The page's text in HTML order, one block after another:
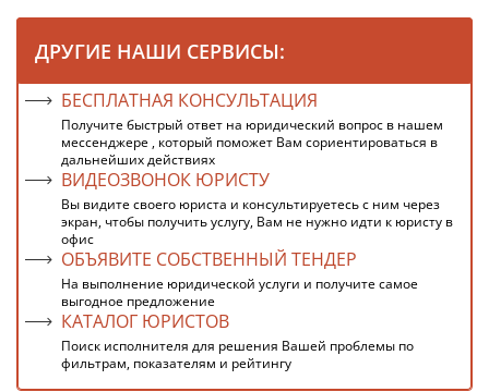
ДРУГИЕ НАШИ СЕРВИСЫ:
БЕСПЛАТНАЯ КОНСУЛЬТАЦИЯ
Получите быстрый ответ на юридический вопрос в нашем
мессенджере , который поможет Вам сориентироваться в
дальнейших действиях
ВИДЕОЗВОНОК ЮРИСТУ
Вы видите своего юриста и консультируетесь с ним через
экран, чтобы получить услугу, Вам не нужно идти к юристу в
офис
ОБЪЯВИТЕ СОБСТВЕННЫЙ ТЕНДЕР
На выполнение юридической услуги и получите самое
выгодное предложение
КАТАЛОГ ЮРИСТОВ
Поиск исполнителя для решения Вашей проблемы по
фильтрам, показателям и рейтингу